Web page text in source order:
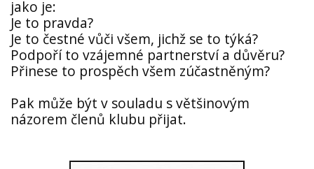
jako je:
Je to pravda?
Je to čestné vůči všem, jichž se to týká?
Podpoří to vzájemné partnerství a důvěru?
Přinese to prospěch všem zúčastněným?
Pak může být v souladu s většinovým
názorem členů klubu přijat.